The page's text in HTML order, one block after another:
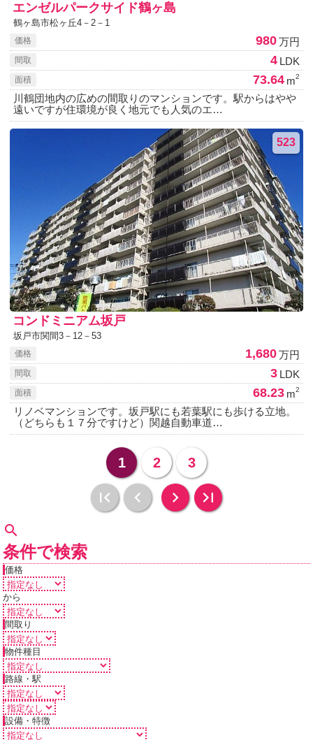
条件で検索
価格
から
間取り
物件種目
路線・駅
設備・特徴
エンゼルパークサイド鶴ヶ島
鶴ヶ島市松ヶ丘4－2－1
価格 980 万円
間取 4 LDK
面積 73.64 m2
川鶴団地内の広めの間取りのマンションです。駅からはやや
遠いですが住環境が良く地元でも人気のエ…
523
コンドミニアム坂戸
坂戸市関間3－12－53
価格 1,680 万円
間取 3 LDK
面積 68.23 m2
リノベマンションです。坂戸駅にも若葉駅にも歩ける立地。
（どちらも１７分ですけど）関越自動車道…
1 2 3